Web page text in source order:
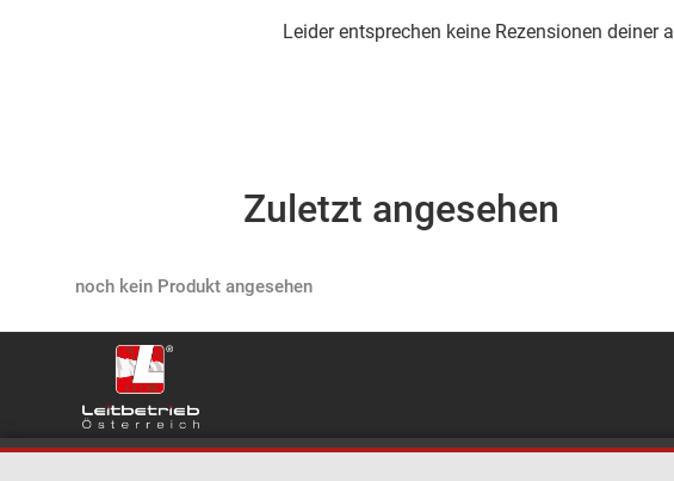
Leider entsprechen keine Rezensionen deiner
Zuletzt angesehen
Products not found